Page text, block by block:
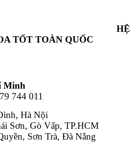
HỆ
TỐT TOÀN QUỐC
Nội
Chí Minh
744 011
- Ba Đình, Hà Nội
Sơn, Gò Vấp, TP.HCM
Sơn Trà, Đà Nẵng